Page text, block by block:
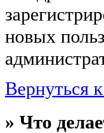
новых
Вернуться
» Что